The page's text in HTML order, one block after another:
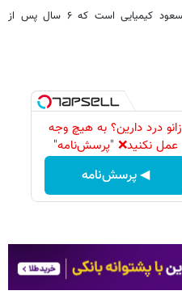
«عشق در انفرادی» سی‌ویکمین فیلم مسعود کیمیایی است که ۶ سال پس از
زانو درد دارین؟ به هیچ وجه
عمل نکنید❌ "پرسش‌نامه"
◀ پرسش‌نامه